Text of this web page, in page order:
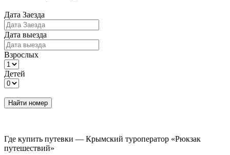
Дата Заезда
Дата выезда
Взрослых
Детей
Найти номер
Где купить путевки — Крымский туроператор «Рюкзак
путешествий»